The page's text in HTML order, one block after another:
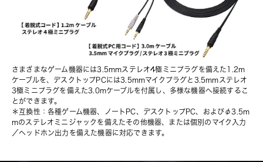
さまざまなゲーム機器には3.5mmステレオ4極ミニプラグを備えた1.2m
ケーブルを、デスクトップPCには3.5mmマイクプラグと3.5mmステレオ
3極ミニプラグを備えた3.0mケーブルを付属し、多様な機器へ接続するこ
とができます。
＊互換性：各種ゲーム機器、ノートPC、デスクトップPC、およびφ3.5m
mのステレオミニジャックを備えたその他機器、または個別のマイク入力
／ヘッドホン出力を備えた機器に対応できます。